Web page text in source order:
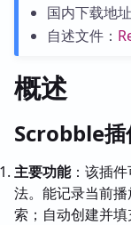
国内下载地址
自述文件：
概述
Scrobble插
主要功能：该插
法。能记录当前
索；自动创建并